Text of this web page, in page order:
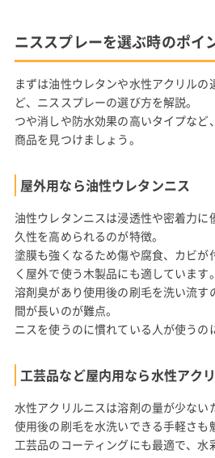
ニススプレーを選ぶ時のポイ
まずは油性ウレタンや水性アクリルの
ど、ニススプレーの選び方を解説。
つや消しや防水効果の高いタイプなど
商品を見つけましょう。
屋外用なら油性ウレタンニス
油性ウレタンニスは浸透性や密着力に
久性を高められるのが特徴。
塗膜も強くなるため傷や腐食、カビが
く屋外で使う木製品にも適しています。
溶剤臭があり使用後の刷毛を洗い流す
間が長いのが難点。
ニスを使うのに慣れている人が使うの
工芸品など屋内用なら水性アク
水性アクリルニスは溶剤の量が少ない
使用後の刷毛を水洗いできる手軽さも
工芸品のコーティングにも最適で、水